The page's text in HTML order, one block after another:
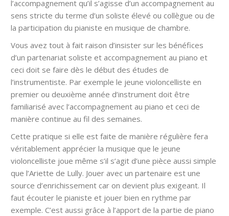
l’accompagnement qu’il s’agisse d’un accompagnement au
sens stricte du terme d’un soliste élevé ou collègue ou de
la participation du pianiste en musique de chambre.
Vous avez tout à fait raison d’insister sur les bénéfices
d’un partenariat soliste et accompagnement au piano et
ceci doit se faire dès le début des études de
l’instrumentiste. Par exemple le jeune violoncelliste en
premier ou deuxième année d’instrument doit être
familiarisé avec l’accompagnement au piano et ceci de
manière continue au fil des semaines.
Cette pratique si elle est faite de manière régulière fera
véritablement apprécier la musique que le jeune
violoncelliste joue même s’il s’agit d’une pièce aussi simple
que l’Ariette de Lully. Jouer avec un partenaire est une
source d’enrichissement car on devient plus exigeant. Il
faut écouter le pianiste et jouer bien en rythme par
exemple. C’est aussi grâce à l’apport de la partie de piano